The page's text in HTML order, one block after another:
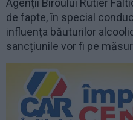
Agenții Biroului Rutier
de fapte, în special
influența băuturilor
sancțiunile vor fi pe